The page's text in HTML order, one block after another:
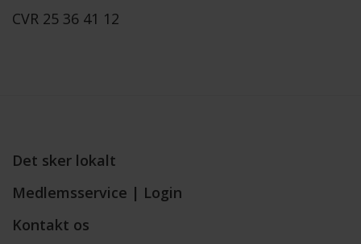
CVR 25 36 41 12
Det sker lokalt
Medlemsservice | Login
Kontakt os